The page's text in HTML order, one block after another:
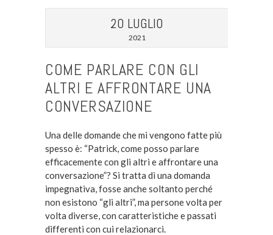
20 LUGLIO
2021
COME PARLARE CON GLI
ALTRI E AFFRONTARE UNA
CONVERSAZIONE
Una delle domande che mi vengono fatte più
spesso è: “Patrick, come posso parlare
efficacemente con gli altri e affrontare una
conversazione”? Si tratta di una domanda
impegnativa, fosse anche soltanto perché
non esistono “gli altri”, ma persone volta per
volta diverse, con caratteristiche e passati
differenti con cui relazionarci.